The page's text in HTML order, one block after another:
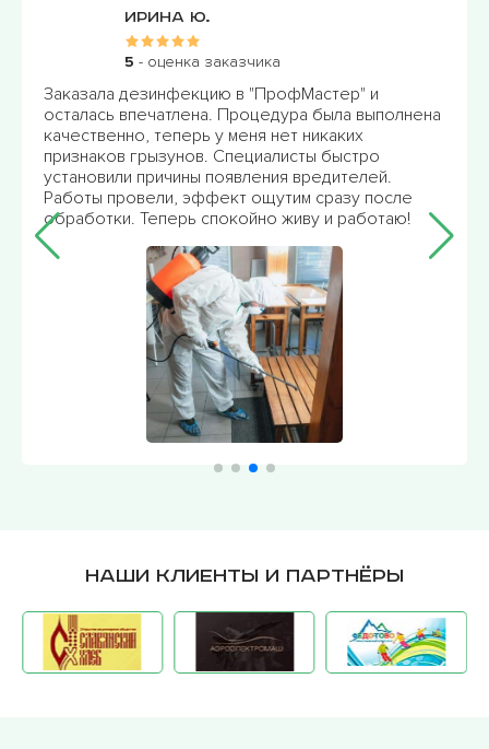
Ирина Ю.
5 - оценка заказчика
Заказала дезинфекцию в "ПрофМастер" и
осталась впечатлена. Процедура была выполнена
качественно, теперь у меня нет никаких
признаков грызунов. Специалисты быстро
установили причины появления вредителей.
Работы провели, эффект ощутим сразу после
обработки. Теперь спокойно живу и работаю!
Наши клиенты и партнёры